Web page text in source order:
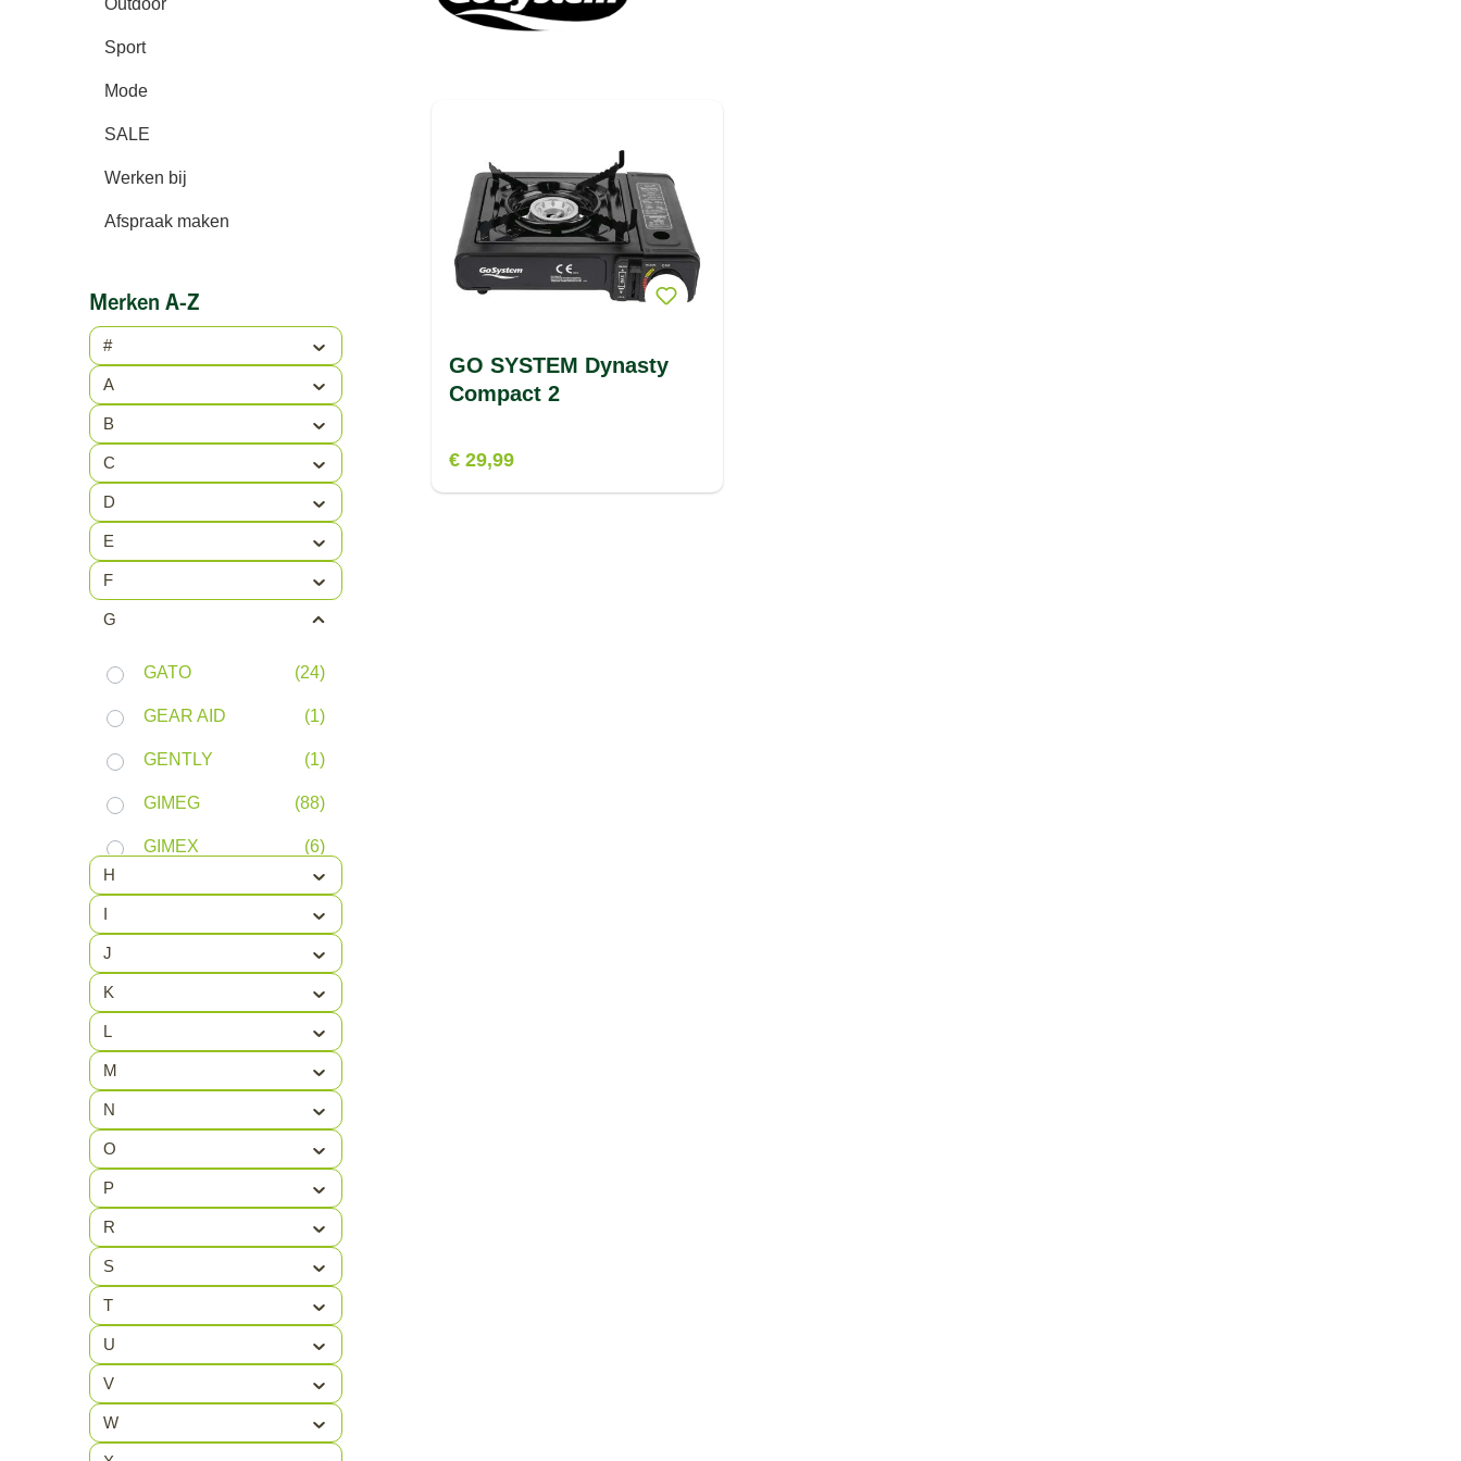
Outdoor
Sport
Mode
SALE
Werken bij
Afspraak maken
Merken A-Z
#
A
B
C
D
E
F
G
(24)
GATO
(1)
GEAR AID
(1)
GENTLY
(88)
GIMEG
(6)
GIMEX
(4)
GIRO
(1)
GO SYSTEM
(3)
GOK
(1)
(5)
(1)
H
I
J
K
L
M
N
O
P
R
S
T
U
V
W
GO SYSTEM Dynasty
Compact 2
€ 29,99